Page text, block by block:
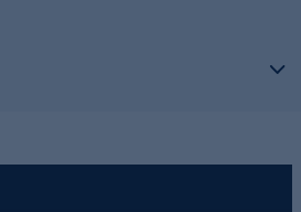
sorgt für bequemes An- und
von ca. 45 cm und einer Breite von
verleiht jedem Outfit einen